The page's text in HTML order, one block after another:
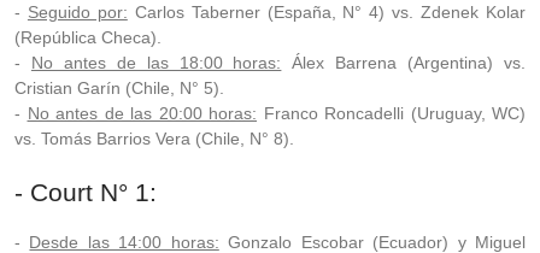
- Seguido por: Carlos Taberner (España, N° 4) vs. Zdenek Kolar
(República Checa).
- No antes de las 18:00 horas: Álex Barrena (Argentina) vs.
Cristian Garín (Chile, N° 5).
- No antes de las 20:00 horas: Franco Roncadelli (Uruguay, WC)
vs. Tomás Barrios Vera (Chile, N° 8).
- Court N° 1:
- Desde las 14:00 horas: Gonzalo Escobar (Ecuador) y Miguel